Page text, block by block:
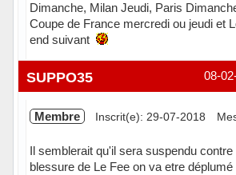
Dimanche, Milan Jeudi, Paris
Coupe de France mercredi ou jeudi et
end suivant
Hors ligne 08-
SUPPO35
Membre Inscrit(e): 29-07-2018
Il semblerait qu'il sera suspendu
blessure de Le Fee on va etre